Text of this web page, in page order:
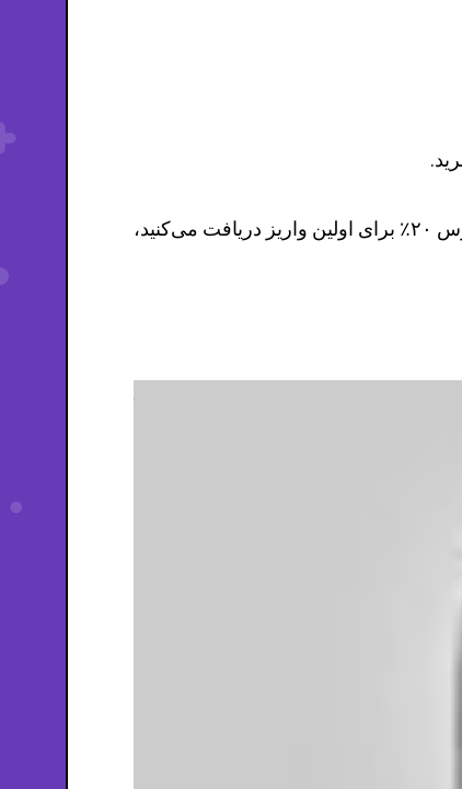
استفاده از بونوس‌ها شبیه این است که از ابتدای ورود به کازینو در سود هستید. برای مثال زمانی که می‌گوییم بونوس ۲۰٪ برای اولین واریز دریافت می‌کنید،